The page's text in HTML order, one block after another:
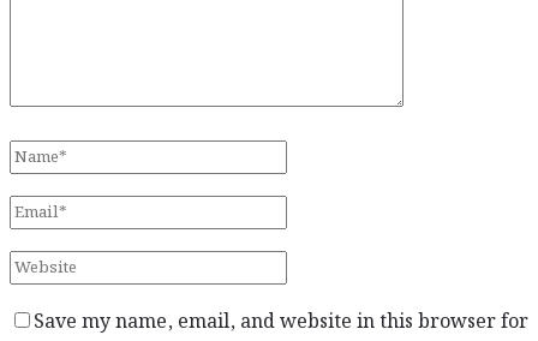
Save my name, email, and website in this browser for